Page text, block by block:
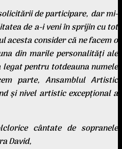
de participare, dar mi-
de a-i veni în sprijin cu tot
acesta consider că ne facem o
din marile personalităţi ale
pentru totdeauna numele
parte, Ansamblul Artistic
şi nivel artistic excepţional a
cântate de sopranele
David,